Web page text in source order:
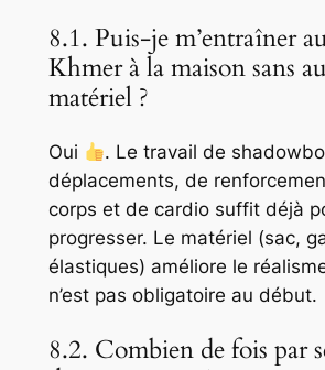
8.1. Puis-je m’entraîner
Khmer à la maison sans
matériel ?
Oui
. Le travail de
déplacements, de
corps et de cardio suffit déjà
progresser. Le matériel (sac,
élastiques) améliore le
n’est pas obligatoire au début.
8.2. Combien de fois par